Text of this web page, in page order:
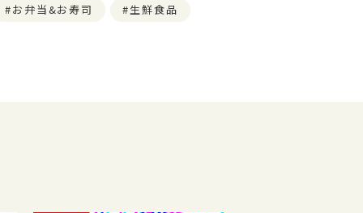
お弁当&お寿司 生鮮食品